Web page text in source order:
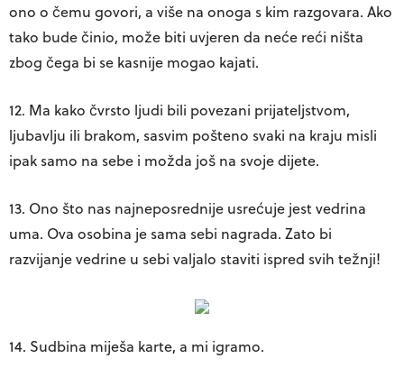
ono o čemu govori, a više na onoga s kim razgovara. Ako
tako bude činio, može biti uvjeren da neće reći ništa
zbog čega bi se kasnije mogao kajati.
12. Ma kako čvrsto ljudi bili povezani prijateljstvom,
ljubavlju ili brakom, sasvim pošteno svaki na kraju misli
ipak samo na sebe i možda još na svoje dijete.
13. Ono što nas najneposrednije usrećuje jest vedrina
uma. Ova osobina je sama sebi nagrada. Zato bi
razvijanje vedrine u sebi valjalo staviti ispred svih težnji!
14. Sudbina miješa karte, a mi igramo.